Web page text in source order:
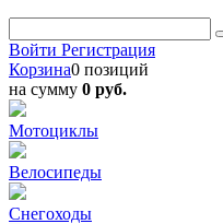
Войти Регистрация
Корзина0 позиций
на сумму 0 руб.
Мотоциклы
Велосипеды
Снегоходы